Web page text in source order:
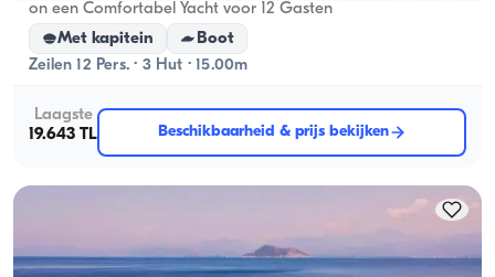
on een Comfortabel Yacht voor 12 Gasten
Met kapitein
Boot
Zeilen 12 Pers. · 3 Hut · 15.00m
Laagste
19.643 TL
Beschikbaarheid & prijs bekijken